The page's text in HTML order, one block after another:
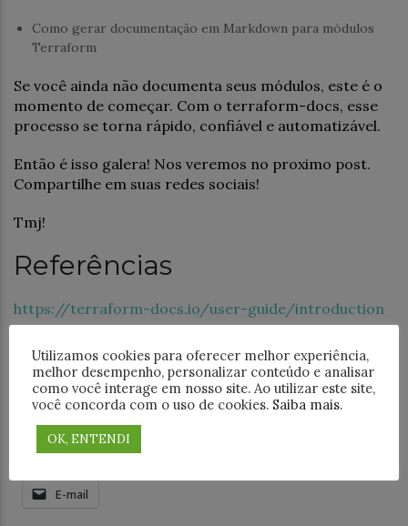
Como gerar documentação em Markdown para módulos
Terraform
Se você ainda não documenta seus módulos, este é o
momento de começar. Com o terraform-docs, esse
processo se torna rápido, confiável e automatizável.
Então é isso galera! Nos veremos no proximo post.
Compartilhe em suas redes sociais!
Tmj!
Referências
https://terraform-docs.io/user-guide/introduction
https://github.com/terraform-docs/terraform-docs
Compartilhe este post:
WhatsApp
E-mail
Utilizamos cookies para oferecer melhor experiência,
melhor desempenho, personalizar conteúdo e analisar
como você interage em nosso site. Ao utilizar este site,
você concorda com o uso de cookies. Saiba mais.
OK, ENTENDI